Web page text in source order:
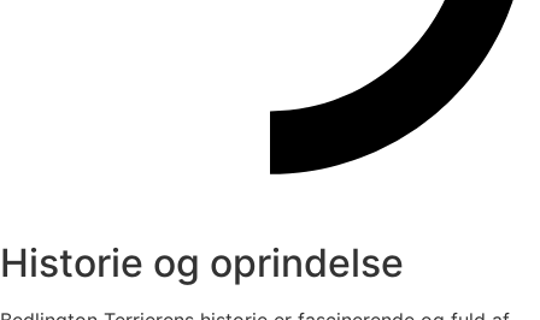
Historie og oprindelse